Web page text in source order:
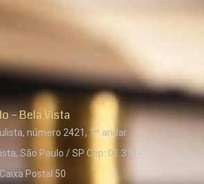
– Bela Vista
número 2421, 1º andar
São Paulo / SP Cep: 01.311-
Postal 50